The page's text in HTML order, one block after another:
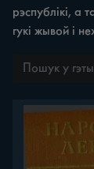
рэспублікі, а
гукі жывой i